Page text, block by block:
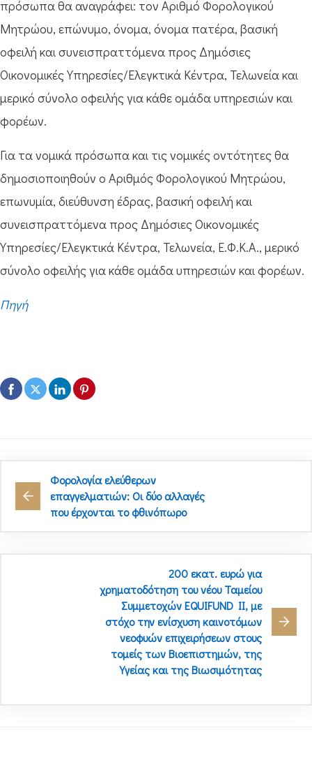
πρόσωπα θα αναγράφει: τον Αριθμό Φορολογικού
Μητρώου, επώνυμο, όνομα, όνομα πατέρα, βασική
οφειλή και συνεισπραττόμενα προς Δημόσιες
Οικονομικές Υπηρεσίες/Ελεγκτικά Κέντρα, Τελωνεία και
μερικό σύνολο οφειλής για κάθε ομάδα υπηρεσιών και
φορέων.
Για τα νομικά πρόσωπα και τις νομικές οντότητες θα
δημοσιοποιηθούν ο Αριθμός Φορολογικού Μητρώου,
επωνυμία, διεύθυνση έδρας, βασική οφειλή και
συνεισπραττόμενα προς Δημόσιες Οικονομικές
Υπηρεσίες/Ελεγκτικά Κέντρα, Τελωνεία, Ε.Φ.Κ.Α., μερικό
σύνολο οφειλής για κάθε ομάδα υπηρεσιών και φορέων.
Πηγή
Φορολογία ελεύθερων
επαγγελματιών: Οι δύο αλλαγές
που έρχονται το φθινόπωρο
200 εκατ. ευρώ για
χρηματοδότηση του νέου Ταμείου
Συμμετοχών EQUIFUND II, με
στόχο την ενίσχυση καινοτόμων
νεοφυών επιχειρήσεων στους
τομείς των Βιοεπιστημών, της
Υγείας και της Βιωσιμότητας